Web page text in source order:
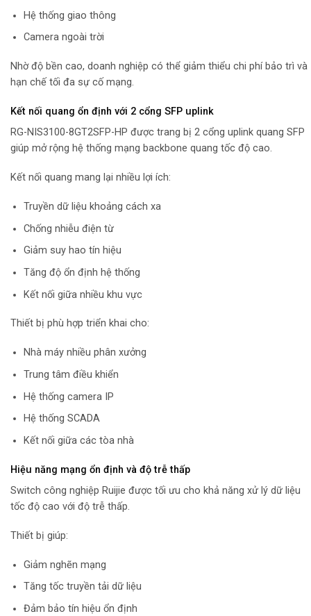
Hệ thống giao thông
Camera ngoài trời
Nhờ độ bền cao, doanh nghiệp có thể giảm thiểu chi phí bảo trì và
hạn chế tối đa sự cố mạng.
Kết nối quang ổn định với 2 cổng SFP uplink
RG-NIS3100-8GT2SFP-HP được trang bị 2 cổng uplink quang SFP
giúp mở rộng hệ thống mạng backbone quang tốc độ cao.
Kết nối quang mang lại nhiều lợi ích:
Truyền dữ liệu khoảng cách xa
Chống nhiễu điện từ
Giảm suy hao tín hiệu
Tăng độ ổn định hệ thống
Kết nối giữa nhiều khu vực
Thiết bị phù hợp triển khai cho:
Nhà máy nhiều phân xưởng
Trung tâm điều khiển
Hệ thống camera IP
Hệ thống SCADA
Kết nối giữa các tòa nhà
Hiệu năng mạng ổn định và độ trễ thấp
Switch công nghiệp Ruijie được tối ưu cho khả năng xử lý dữ liệu
tốc độ cao với độ trễ thấp.
Thiết bị giúp:
Giảm nghẽn mạng
Tăng tốc truyền tải dữ liệu
Đảm bảo tín hiệu ổn định